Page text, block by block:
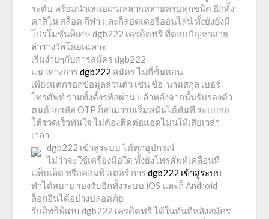
ระดับ พร้อมนำเสนอเกมหลากหลายครบทุกชนิด อีกทั้ง
คาสิโน สล็อต กีฬา และก็ลอตเตอรี่ออนไลน์ ทั้งยังยังมี
โปรโมชั่นพิเศษ dgb222 เครดิตฟรี ที่ตอบปัญหาสาย
ล่ารางวัลโดยเฉพาะ
เริ่มง่ายๆกับการสมัคร dgb222
แนวทางการdgb222 สมัคร ไม่กี่ขั้นตอน
เพียงแต่กรอกข้อมูลส่วนตัว เช่น ชื่อ-นามสกุล เบอร์
โทรศัพท์ รวมทั้งตั้งรหัสผ่าน แล้วหลังจากนั้นรับรองตัว
ตนด้วยรหัส OTP ก็สามารถเริ่มพนันได้ทันที ระบบออ
โต้รวดเร็วทันใจ ไม่ต้องติดต่อแอดไม่นให้เสียเวล่ำ
เวลา
dgb222 เข้าสู่ระบบ ได้ทุกอุปกรณ์
ไม่ว่าจะใช้เครื่องมือใด ทั้งยังโทรศัพท์เคลื่อนที่
แท็บเล็ต หรือคอมพิวเตอร์ การdgb222 เข้าสู่ระบบ
ทำได้สบาย รองรับอีกทั้งระบบ iOS และก็ Android
ล็อกอินได้อย่างปลอดภัย
รับสิทธิพิเศษ dgb222 เครดิตฟรี ได้ในทันทีหลังสมัคร